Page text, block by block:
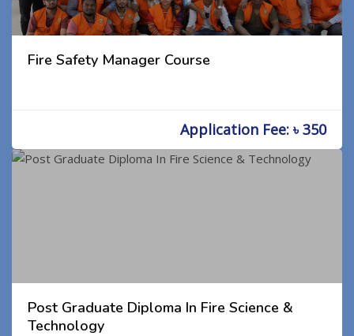
Fire Safety Manager Course
Application Fee: ৳ 350
Post Graduate Diploma In Fire Science &
Technology